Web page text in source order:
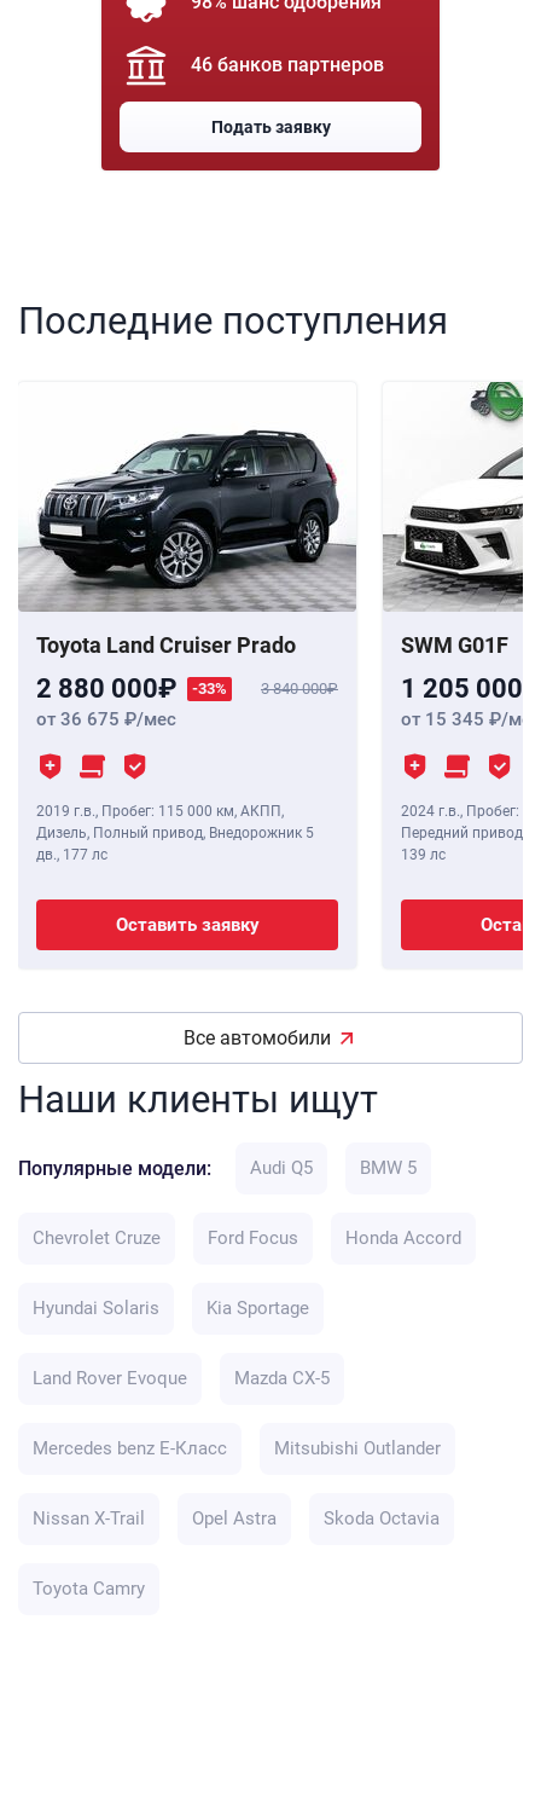
46 банков партнеров
Подать заявку
Последние поступления
Toyota Land Cruiser Prado
2 880 000 -33% 3 840 000
от 36 675 /мес
2019 г.в., Пробег: 115 000 км, АКПП,
Дизель, Полный привод, Внедорожник 5
дв., 177 лс
Оставить заявку
SWM G01F
1 205 000
от 15 345 /мес
2024 г.в., Пробег: 8
Передний привод,
139 лс
Все автомобили
Наши клиенты ищут
Популярные модели: Audi Q5 BMW 5
Chevrolet Cruze Ford Focus Honda Accord
Hyundai Solaris Kia Sportage
Land Rover Evoque Mazda CX-5
Mercedes benz E-Класс Mitsubishi Outlander
Nissan X-Trail Opel Astra Skoda Octavia
Toyota Camry